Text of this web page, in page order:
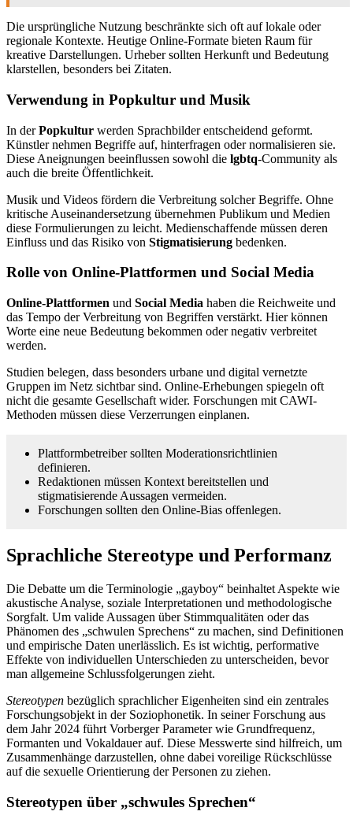
Die ursprüngliche Nutzung beschränkte sich oft auf lokale oder
regionale Kontexte. Heutige Online-Formate bieten Raum für
kreative Darstellungen. Urheber sollten Herkunft und Bedeutung
klarstellen, besonders bei Zitaten.
Verwendung in Popkultur und Musik
In derPopkultur werden Sprachbilder entscheidend geformt.
Künstler nehmen Begriffe auf, hinterfragen oder normalisieren sie.
Diese Aneignungen beeinflussen sowohl die lgbtq-Community als
auch die breite Öffentlichkeit.
Musik und Videos fördern die Verbreitung solcher Begriffe. Ohne
kritische Auseinandersetzung übernehmen Publikum und Medien
diese Formulierungen zu leicht. Medienschaffende müssen deren
Einfluss und das Risiko von Stigmatisierung bedenken.
Rolle von Online-Plattformen und Social Media
Online-Plattformen und Social Media haben die Reichweite und
das Tempo der Verbreitung von Begriffen verstärkt. Hier können
Worte eine neue Bedeutung bekommen oder negativ verbreitet
werden.
Studien belegen, dass besonders urbane und digital vernetzte
Gruppen im Netz sichtbar sind. Online-Erhebungen spiegeln oft
nicht die gesamte Gesellschaft wider. Forschungen mit CAWI-
Methoden müssen diese Verzerrungen einplanen.
Plattformbetreiber sollten Moderationsrichtlinien
definieren.
Redaktionen müssen Kontext bereitstellen und
stigmatisierende Aussagen vermeiden.
Forschungen sollten den Online-Bias offenlegen.
Sprachliche Stereotype und Performanz
Die Debatte um die Terminologie „gayboy“ beinhaltet Aspekte wie
akustische Analyse, soziale Interpretationen und methodologische
Sorgfalt. Um valide Aussagen über Stimmqualitäten oder das
Phänomen des „schwulen Sprechens“ zu machen, sind Definitionen
und empirische Daten unerlässlich. Es ist wichtig, performative
Effekte von individuellen Unterschieden zu unterscheiden, bevor
man allgemeine Schlussfolgerungen zieht.
Stereotypen bezüglich sprachlicher Eigenheiten sind ein zentrales
Forschungsobjekt in der Soziophonetik. In seiner Forschung aus
dem Jahr 2024 führt Vorberger Parameter wie Grundfrequenz,
Formanten und Vokaldauer auf. Diese Messwerte sind hilfreich, um
Zusammenhänge darzustellen, ohne dabei voreilige Rückschlüsse
auf die sexuelle Orientierung der Personen zu ziehen.
Stereotypen über „schwules Sprechen“